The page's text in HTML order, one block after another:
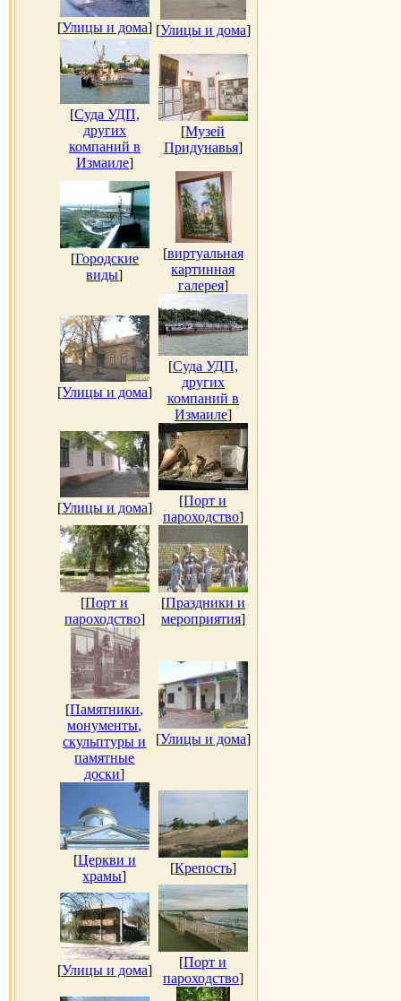
[Улицы и дома] [Улицы и дома]
[Суда УДП,
других
компаний в
Измаиле]
[Музей
Придунавья]
[Городские
виды]
[виртуальная
картинная
галерея]
[Улицы и дома]
[Суда УДП,
других
компаний в
Измаиле]
[Улицы и дома] [Порт и
пароходство]
[Порт и
пароходство]
[Праздники и
мероприятия]
[Памятники,
монументы,
скульптуры и
памятные
доски]
[Улицы и дома]
[Церкви и
храмы]
[Крепость]
[Улицы и дома]
[Порт и
пароходство]